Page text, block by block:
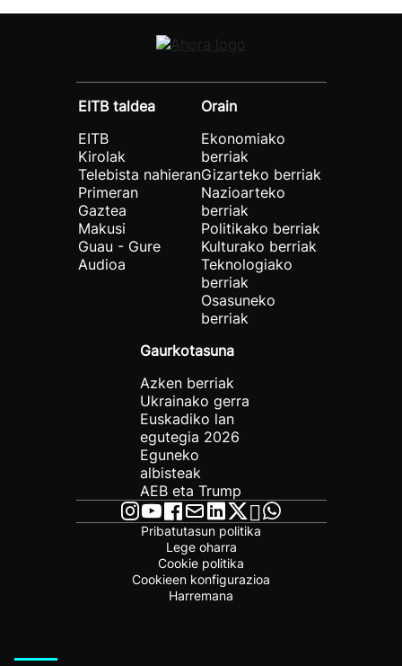
EITB taldea
EITB
Kirolak
Telebista nahieran
Primeran
Gaztea
Makusi
Guau - Gure
Audioa
Orain
Ekonomiako
berriak
Gizarteko berriak
Nazioarteko
berriak
Politikako berriak
Kulturako berriak
Teknologiako
berriak
Osasuneko
berriak
Gaurkotasuna
Azken berriak
Ukrainako gerra
Euskadiko lan
egutegia 2026
Eguneko
albisteak
AEB eta Trump
Pribatutasun politika
Lege oharra
Cookie politika
Cookieen konfigurazioa
Harremana